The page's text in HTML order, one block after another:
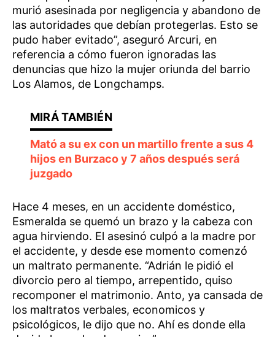
murió asesinada por negligencia y abandono de
las autoridades que debían protegerlas. Esto se
pudo haber evitado”, aseguró Arcuri, en
referencia a cómo fueron ignoradas las
denuncias que hizo la mujer oriunda del barrio
Los Alamos, de Longchamps.
Mató a su ex con un martillo frente a sus 4
hijos en Burzaco y 7 años después será
juzgado
Hace 4 meses, en un accidente doméstico,
Esmeralda se quemó un brazo y la cabeza con
agua hirviendo. El asesinó culpó a la madre por
el accidente, y desde ese momento comenzó
un maltrato permanente. “Adrián le pidió el
divorcio pero al tiempo, arrepentido, quiso
recomponer el matrimonio. Anto, ya cansada de
los maltratos verbales, economicos y
psicológicos, le dijo que no. Ahí es donde ella